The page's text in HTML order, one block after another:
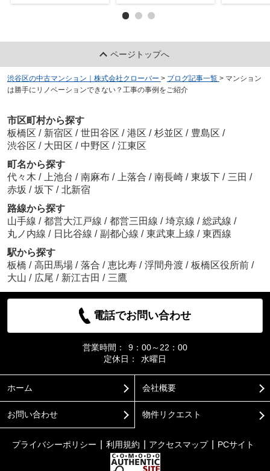
ページトップへ
渋谷区の中古マンション｜株式会社クローバー > ブログ記事一覧 > マンション
は勝手にリノベーションできない？工事の事例をご紹介
市区町村から探す
板橋区 / 新宿区 / 世田谷区 / 港区 / 杉並区 / 豊島区 /
渋谷区 / 大田区 / 中野区 / 江東区
町名から探す
代々木 / 上池台 / 南麻布 / 上落合 / 南長崎 / 東坂下 / 三田 /
赤坂 / 坂下 / 北新宿
路線から探す
山手線 / 都営大江戸線 / 都営三田線 / 埼京線 / 総武線 /
丸ノ内線 / 日比谷線 / 副都心線 / 東武東上線 / 東西線
駅から探す
板橋 / 高田馬場 / 落合 / 恵比寿 / 浮間舟渡 / 板橋区役所前 /
大山 / 広尾 / 新江古田 / 三鷹
電話でお問い合わせ
営業時間：
9：00～22：00
定休日：
水曜日
ホーム 会社概要
お問い合わせ 物件リクエスト
プライバシーポリシー 利用規約 アクセスマップ PCサイト